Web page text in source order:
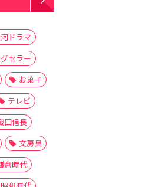
ドラマ
セラー
お菓子
テレビ
田信長
文房具
倉時代